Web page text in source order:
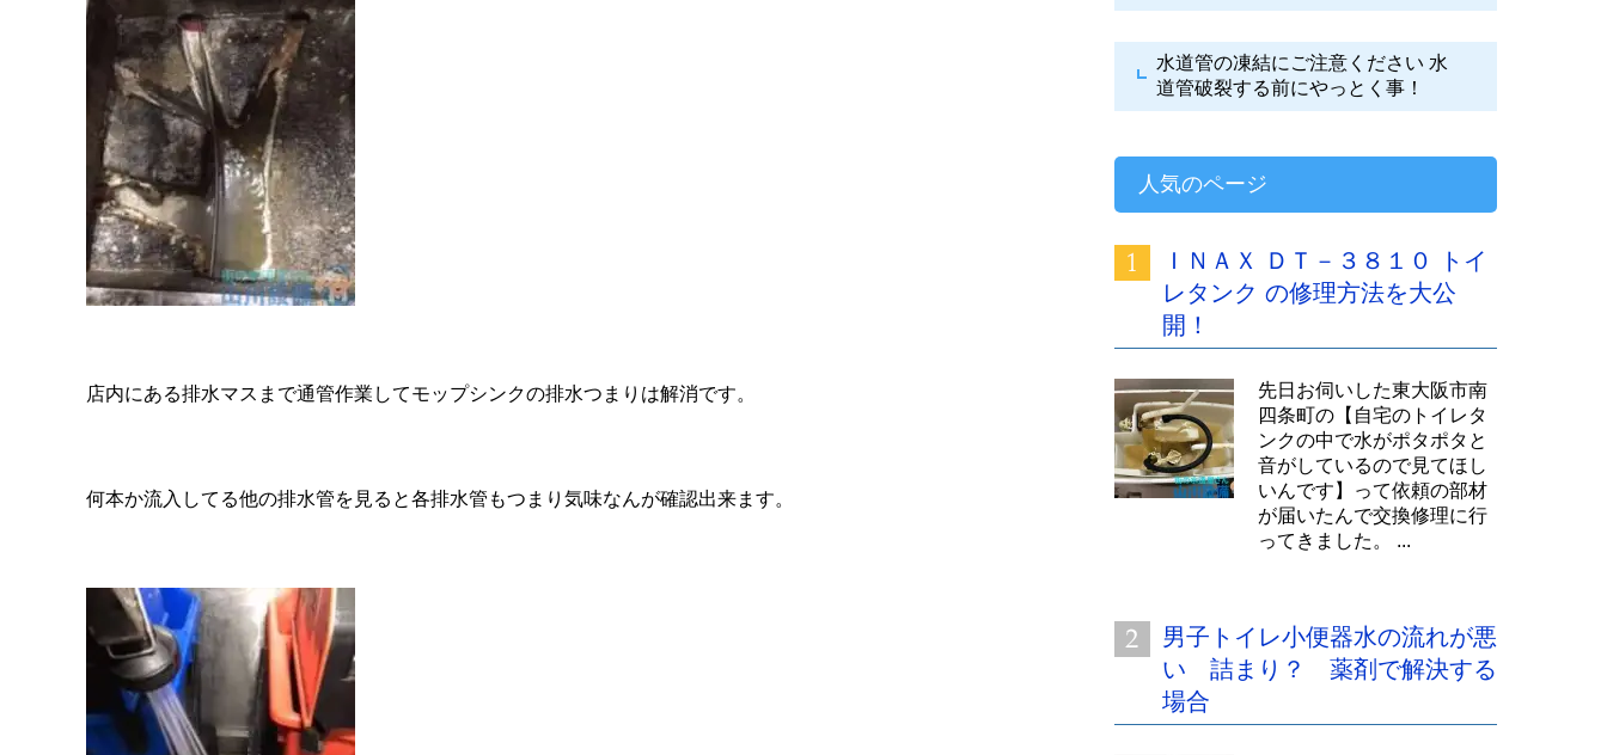
店内にある排水マスまで通管作業してモップシンクの排水つまりは解消です。
何本か流入してる他の排水管を見ると各排水管もつまり気味なんが確認出来ます。
水道管の凍結にご注意ください 水
道管破裂する前にやっとく事！
人気のページ
ＩＮＡＸ ＤＴ－３８１０ トイ
レタンク の修理方法を大公
開！
先日お伺いした東大阪市南
四条町の【自宅のトイレタ
ンクの中で水がポタポタと
音がしているので見てほし
いんです】って依頼の部材
が届いたんで交換修理に行
ってきました。 ...
男子トイレ小便器水の流れが悪
い 詰まり？ 薬剤で解決する
場合